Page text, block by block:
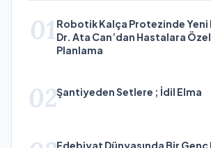
01 Robotik Kalça Protezinde Yeni
Dr. Ata Can’dan Hastalara
Planlama
02Şantiyeden Setlere ; İdil Elma
Edebiyat Dünyasında Bir Genç